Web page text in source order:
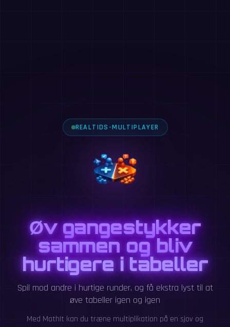
REALTIDS-MULTIPLAYER
Øv gangestykker
sammen og bliv
hurtigere i tabeller
Spil mod andre i hurtige runder, og få ekstra lyst til at
øve tabeller igen og igen
Med MathIt kan du træne multiplikation på en sjov og